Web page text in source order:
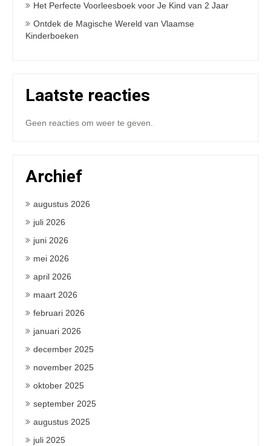
Het Perfecte Voorleesboek voor Je Kind van 2 Jaar
Ontdek de Magische Wereld van Vlaamse
Kinderboeken
Laatste reacties
Geen reacties om weer te geven.
Archief
augustus 2026
juli 2026
juni 2026
mei 2026
april 2026
maart 2026
februari 2026
januari 2026
december 2025
november 2025
oktober 2025
september 2025
augustus 2025
juli 2025